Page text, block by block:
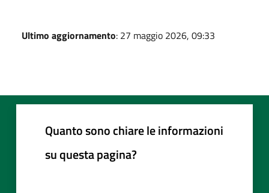
Ultimo aggiornamento: 27 maggio 2026, 09:33
Quanto sono chiare le informazioni
su questa pagina?